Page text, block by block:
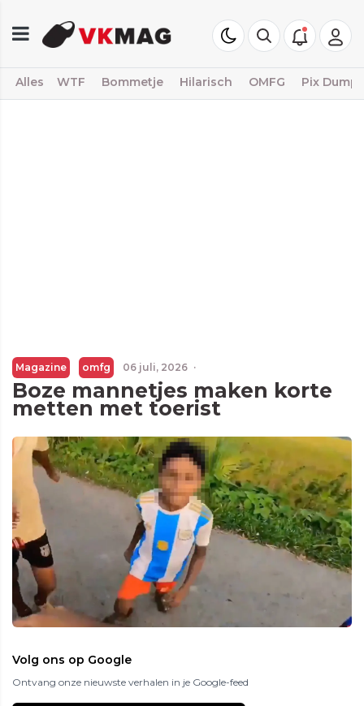
Alles WTF Bommetje Hilarisch OMFG Pix Dump
Magazine omfg 06 juli, 2026 ·
Boze mannetjes maken korte
metten met toerist
Volg ons op Google
Ontvang onze nieuwste verhalen in je Google-feed